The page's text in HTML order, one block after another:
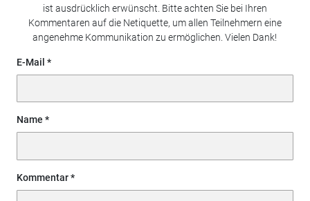
ist ausdrücklich erwünscht. Bitte achten Sie bei Ihren
Kommentaren auf die Netiquette, um allen Teilnehmern eine
angenehme Kommunikation zu ermöglichen. Vielen Dank!
E-Mail
Name
Kommentar